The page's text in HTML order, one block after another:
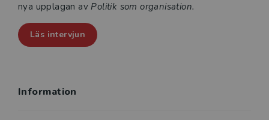
nya upplagan av Politik som organisation.
Läs intervjun
Information